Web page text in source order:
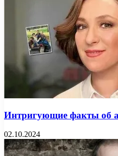
Интригующие факты об
02.10.2024